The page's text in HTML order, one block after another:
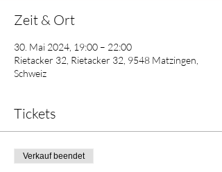
Zeit & Ort
30. Mai 2024, 19:00 – 22:00
Rietacker 32, Rietacker 32, 9548 Matzingen,
Schweiz
Tickets
Verkauf beendet